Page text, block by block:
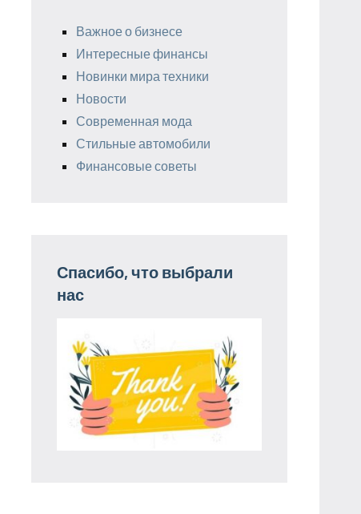
Важное о бизнесе
Интересные финансы
Новинки мира техники
Новости
Современная мода
Стильные автомобили
Финансовые советы
Спасибо, что выбрали
нас